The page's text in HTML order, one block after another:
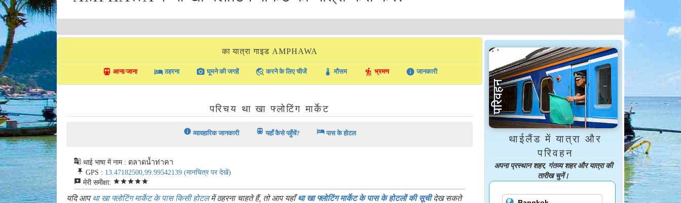
का यात्रा गाइड AMPHAWA
directions_transit आना/जाना local_hotelठहरना photo_camera घूमने की जगहें travel_explore करने के लिए चीजें thermostat मौसम hiking भ्रमण info जानकारी
परिचय था खा फ्लोटिंग मार्केट
info व्यावहारिक जानकारी train यहाँ कैसे पहुँचें? hotelपास के होटल
g_translate थाई भाषा में नाम : ตลาดน้ำท่าคา
push_pin GPS : 13.47182500,99.99542139 (मानचित्र पर देखें)
reviews मेरी समीक्षा: starstarstarstarstar
यदि आप था खा फ्लोटिंग मार्केट के पास किसी होटलमें ठहरना चाहते हैं, तो आप यहाँथा खा फ्लोटिंग मार्केट के पास के होटलों की सूचीदेख सकते
थाईलैंड में यात्रा और
परिवहन
अपना प्रस्थान शहर, गंतव्य शहर और यात्रा की
तारीख चुनें।